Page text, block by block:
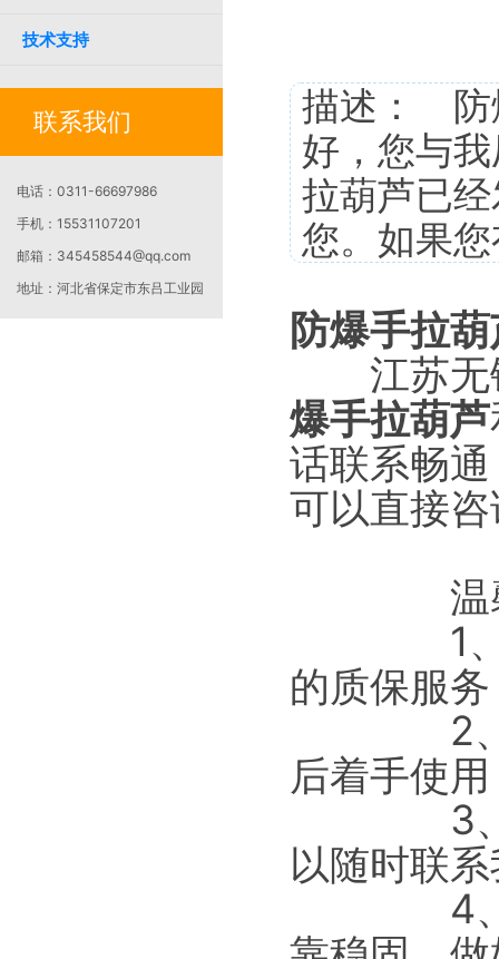
技术支持
联系我们
电话： 0311-66697986
手机： 15531107201
邮箱： 345458544@qq.com
地址： 河北省保定市东吕工业园
描述： 防
好，您与
拉葫芦已
您。如果
防爆手拉
江苏无锡
爆手拉葫芦
话联系畅
可以直接
温馨
1、猎雕
的质保服
2、安装
后着手使
3、如果
以随时联
4、使用